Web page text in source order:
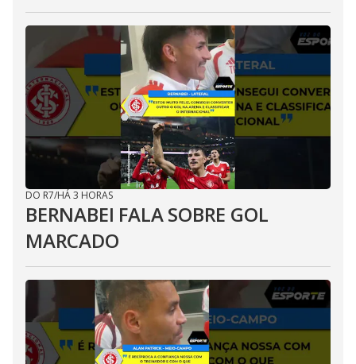
DO R7/HÁ 3 HORAS
BERNABEI FALA SOBRE GOL
MARCADO